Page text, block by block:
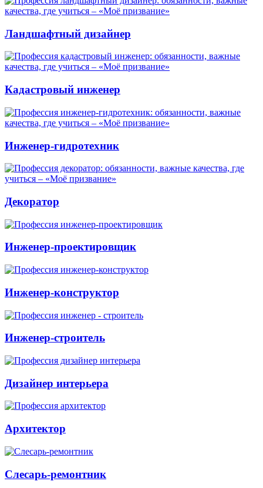
Ландшафтный дизайнер
Кадастровый инженер
Инженер-гидротехник
Декоратор
Инженер-проектировщик
Инженер-конструктор
Инженер-строитель
Дизайнер интерьера
Архитектор
Слесарь-ремонтник